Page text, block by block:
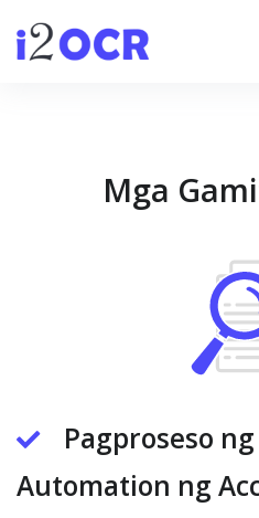
Mga
Pagproseso
Automation ng